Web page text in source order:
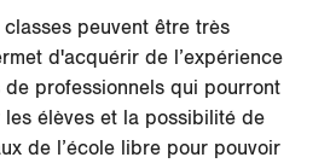
peuvent être très
d'acquérir de l’expérience
professionnels qui pourront
élèves et la possibilité de
de l’école libre pour pouvoir